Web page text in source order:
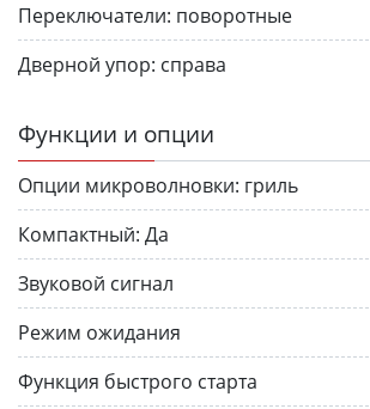
Переключатели: поворотные
Дверной упор: справа
Функции и опции
Опции микроволновки: гриль
Компактный: Да
Звуковой сигнал
Режим ожидания
Функция быстрого старта